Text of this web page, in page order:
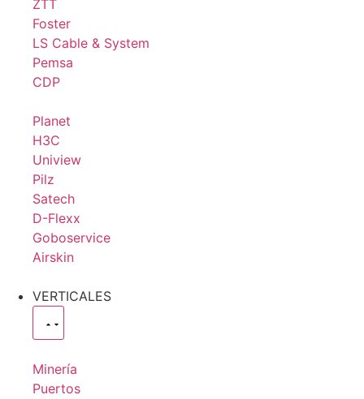
ZTT
Foster
LS Cable & System
Pemsa
CDP
Planet
H3C
Uniview
Pilz
Satech
D-Flexx
Goboservice
Airskin
VERTICALES
Minería
Puertos